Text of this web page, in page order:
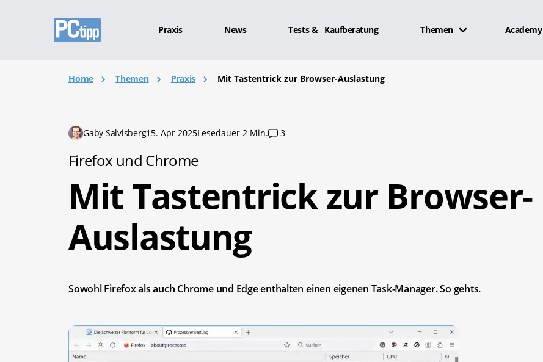
Praxis News Tests & Kaufberatung Themen Academy
Home Themen Praxis Mit Tastentrick zur Browser-Auslastung
Gaby Salvisberg15. Apr 2025Lesedauer 2 Min. 3
Firefox und Chrome
Mit Tastentrick zur Browser-
Auslastung
Sowohl Firefox als auch Chrome und Edge enthalten einen eigenen Task-Manager. So gehts.